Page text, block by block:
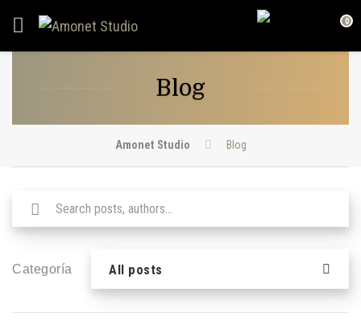
0
Blog
Amonet Studio Blog
Buscar:
Categoría All posts